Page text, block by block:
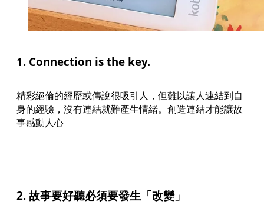
1. Connection is the key.
精彩絕倫的經歷或傳說很吸引人，但難以讓人連結到自
身的經驗，沒有連結就難產生情緒。創造連結才能讓故
事感動人心
2. 故事要好聽必須要發生「改變」